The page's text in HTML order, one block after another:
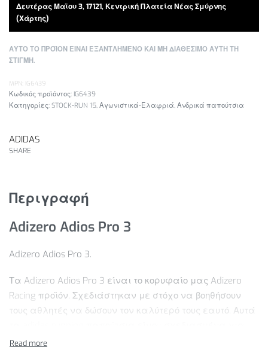
Δευτέρας Μαϊου 3, 17121, Κεντρική Πλατεία Νέας Σμύρνης
(Χάρτης)
ΑΥΤΟ ΤΟ ΠΡΟΪΟΝ ΕΙΝΑΙ ΕΞΑΝΤΛΗΜΕΝΟ ΚΑΙ ΜΗ ΔΙΑΘΕΣΙΜΟ ΑΥΤΗ ΤΗ
ΣΤΙΓΜΗ.
MPN: IG6439
IG6439
Κατηγορίες: STOCK-RUN 15, Αγωνιστικά-Ελαφριά, Ανδρικά παπούτσια
ADIDAS
SHARE
Περιγραφή
Adizero Adios Pro 3
Adizero Adios Pro 3.
Τα Adizero Adios Pro 3 είναι το κορυφαίο μας Adizero
Racing προϊόν. Σχεδιάστηκαν με στόχο να βοηθήσουν
τους αθλητές να δώσουν τον καλύτερό τους εαυτό. Αυτά
μια καλύτερη running εμπειρία. Τα ENERGYRODS με